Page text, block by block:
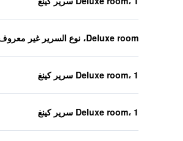
Deluxe room، نوع السرير غير معروف
Deluxe room، 1 سرير كينغ
Deluxe room، 1 سرير كينغ